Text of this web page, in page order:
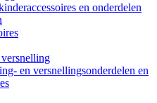
en onderdelen
en versnellingsonderdelen en